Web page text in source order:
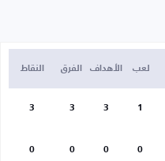
لعب الأهداف الفرق النقاط
1
3
3
3
0
0
0
0